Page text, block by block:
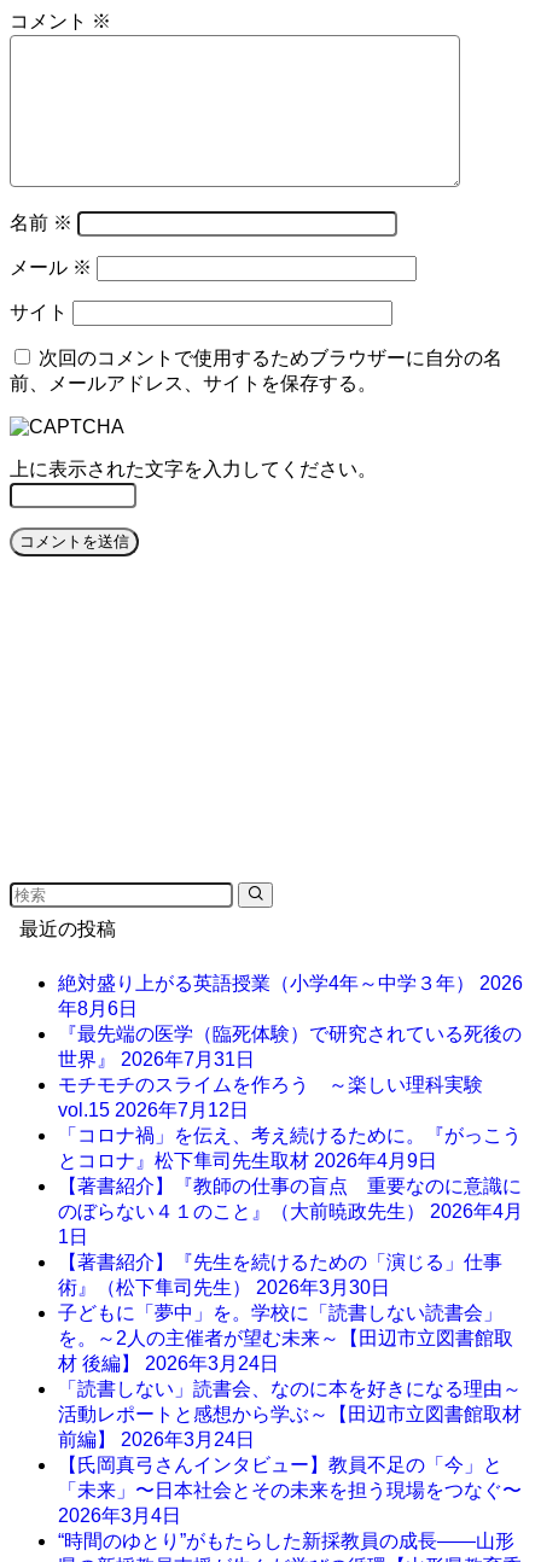
コメント ※
名前 ※
メール ※
サイト
次回のコメントで使用するためブラウザーに自分の名
前、メールアドレス、サイトを保存する。
上に表示された文字を入力してください。
最近の投稿
絶対盛り上がる英語授業（小学4年～中学３年） 2026
年8月6日
『最先端の医学（臨死体験）で研究されている死後の
世界』 2026年7月31日
モチモチのスライムを作ろう ～楽しい理科実験
vol.15 2026年7月12日
「コロナ禍」を伝え、考え続けるために。『がっこう
とコロナ』松下隼司先生取材 2026年4月9日
【著書紹介】『教師の仕事の盲点 重要なのに意識に
のぼらない４１のこと』（大前暁政先生） 2026年4月
1日
【著書紹介】『先生を続けるための「演じる」仕事
術』（松下隼司先生） 2026年3月30日
子どもに「夢中」を。学校に「読書しない読書会」
を。～2人の主催者が望む未来～【田辺市立図書館取
材 後編】 2026年3月24日
「読書しない」読書会、なのに本を好きになる理由～
活動レポートと感想から学ぶ～【田辺市立図書館取材
前編】 2026年3月24日
【氏岡真弓さんインタビュー】教員不足の「今」と
「未来」〜日本社会とその未来を担う現場をつなぐ〜
2026年3月4日
“時間のゆとり”がもたらした新採教員の成長――山形